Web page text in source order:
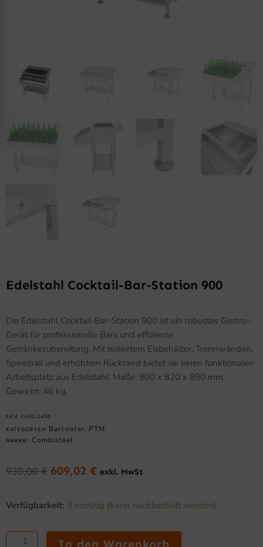
Edelstahl Cocktail-Bar-Station 900
Die Edelstahl Cocktail-Bar-Station 900 ist ein robustes Gastro-
Gerät für professionelle Bars und effiziente
Getränkezubereitung. Mit isoliertem Eisbehälter, Trennwänden,
Speedrail und erhöhtem Rückrand bietet sie einen funktionalen
Arbeitsplatz aus Edelstahl. Maße: 900 x 820 x 890 mm,
Gewicht: 46 kg.
SKU 7490.0400
KATEGORIEN Barcooler , PTM
MARKE: Combisteel
930,00€ Ursprünglicher
war:
609,02 € Aktueller
ist:
609,02 €.
exkl. MwSt
Verfügbarkeit: 3 vorrätig (kann nachbestellt werden)
Cocktail-
Station
In den Warenkorb